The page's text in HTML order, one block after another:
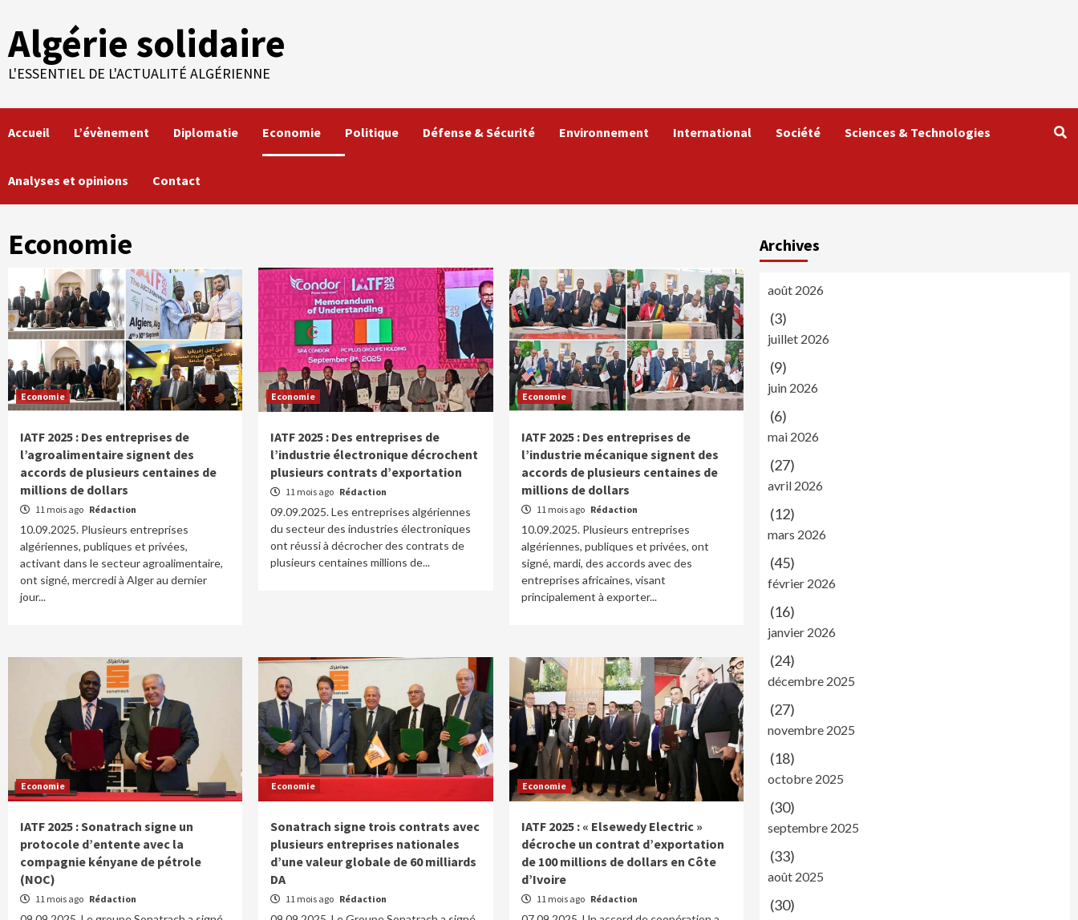
content
Algérie solidaire
L'ESSENTIEL DE L'ACTUALITÉ ALGÉRIENNE
Accueil L’évènement Diplomatie Economie Politique Défense & Sécurité Environnement International Société Sciences & Technologies
Analyses et opinions Contact
Economie
Economie
IATF 2025 : Des entreprises de
l’agroalimentaire signent des
accords de plusieurs centaines de
millions de dollars
11 mois ago Rédaction
10.09.2025. Plusieurs entreprises
algériennes, publiques et privées,
activant dans le secteur agroalimentaire,
ont signé, mercredi à Alger au dernier
jour...
Economie
IATF 2025 : Des entreprises de
l’industrie électronique décrochent
plusieurs contrats d’exportation
11 mois ago Rédaction
09.09.2025. Les entreprises algériennes
du secteur des industries électroniques
ont réussi à décrocher des contrats de
plusieurs centaines millions de...
Economie
IATF 2025 : Des entreprises de
l’industrie mécanique signent des
accords de plusieurs centaines de
millions de dollars
11 mois ago Rédaction
10.09.2025. Plusieurs entreprises
algériennes, publiques et privées, ont
signé, mardi, des accords avec des
entreprises africaines, visant
principalement à exporter...
Economie
IATF 2025 : Sonatrach signe un
protocole d’entente avec la
compagnie kényane de pétrole
(NOC)
11 mois ago Rédaction
Economie
Sonatrach signe trois contrats avec
plusieurs entreprises nationales
d’une valeur globale de 60 milliards
DA
11 mois ago Rédaction
Economie
IATF 2025 : « Elsewedy Electric »
décroche un contrat d’exportation
de 100 millions de dollars en Côte
d’Ivoire
11 mois ago Rédaction
Archives
août 2026
(3)
juillet 2026
(9)
juin 2026
(6)
mai 2026
(27)
avril 2026
(12)
mars 2026
(45)
février 2026
(16)
janvier 2026
(24)
décembre 2025
(27)
novembre 2025
(18)
octobre 2025
(30)
septembre 2025
(33)
août 2025
(30)